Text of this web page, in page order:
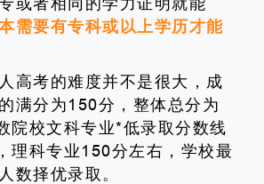
需要有专科或以上学历才能
高考的难度并不是很大，成
满分为150分，整体总分为
院校文科专业*低录取分数线
理科专业150分左右，学校最
数择优录取。